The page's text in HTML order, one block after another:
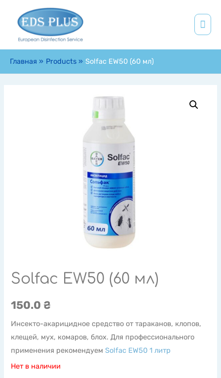
Главная Products Solfac EW50 (60 мл)
Solfac EW50 (60 мл)
150.0 ₴
Инсекто-акарицидное средство от тараканов, клопов,
клещей, мух, комаров, блох. Для профессионального
применения рекомендуемSolfac EW50 1 литр
Нет в наличии